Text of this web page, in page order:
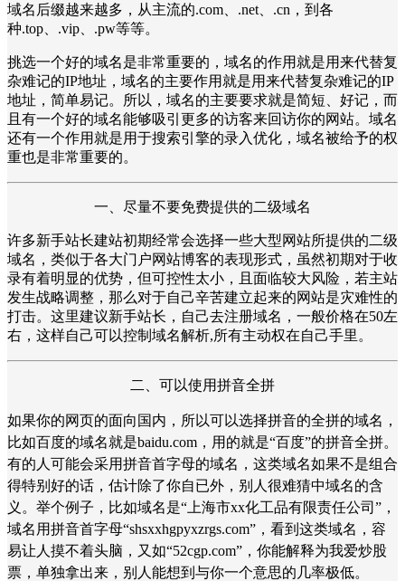
域名后缀越来越多，从主流的.com、.net、.cn，到各
种.top、.vip、.pw等等。
挑选一个好的域名是非常重要的，域名的作用就是用来代替复
杂难记的IP地址，域名的主要作用就是用来代替复杂难记的IP
地址，简单易记。所以，域名的主要要求就是简短、好记，而
且有一个好的域名能够吸引更多的访客来回访你的网站。域名
还有一个作用就是用于搜索引擎的录入优化，域名被给予的权
重也是非常重要的。
一、尽量不要免费提供的二级域名
许多新手站长建站初期经常会选择一些大型网站所提供的二级
域名，类似于各大门户网站博客的表现形式，虽然初期对于收
录有着明显的优势，但可控性太小，且面临较大风险，若主站
发生战略调整，那么对于自己辛苦建立起来的网站是灾难性的
打击。这里建议新手站长，自己去注册域名，一般价格在50左
右，这样自己可以控制域名解析,所有主动权在自己手里。
二、可以使用拼音全拼
如果你的网页的面向国内，所以可以选择拼音的全拼的域名，
比如百度的域名就是baidu.com，用的就是“百度”的拼音全拼。
有的人可能会采用拼音首字母的域名， 这类域名如果不是组合
得特别好的话，估计除了你自已外，别人很难猜中域名的含
义。举个例子，比如域名是“上海市xx化工品有限责任公司”，
域名用拼音首字母“shsxxhgpyxzrgs.com”，看到这类域名，容
易让人摸不着头脑，又如“52cgp.com”，你能解释为我爱炒股
票，单独拿出来，别人能想到与你一个意思的几率极低。